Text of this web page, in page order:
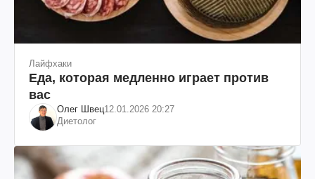
Лайфхаки
Еда, которая медленно играет против
вас
Олег Швец12.01.2026 20:27
Диетолог